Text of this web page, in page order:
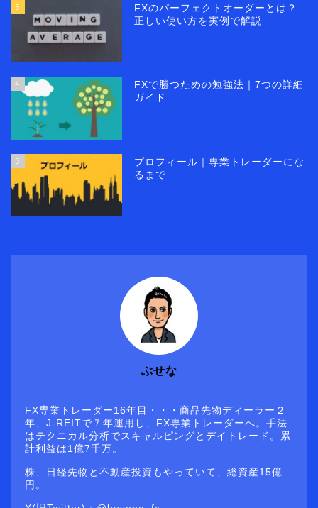
3
FXのパーフェクトオーダーとは？
正しい使い方を実例で解説
4
FXで勝つための勉強法｜7つの詳細
ガイド
5
プロフィール｜専業トレーダーにな
るまで
ぶせな
FX専業トレーダー16年目・・・商品先物ディーラー２
年、J-REITで７年運用し、FX専業トレーダーへ。手法
はテクニカル分析でスキャルピングとデイトレード。累
計利益は1億7千万。
株、日経先物と不動産投資もやっていて、総資産15億
円。